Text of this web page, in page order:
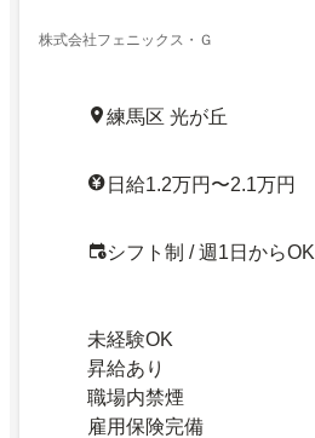
株式会社フェニックス・Ｇ
練馬区 光が丘
日給1.2万円〜2.1万円
シフト制 / 週1日からOK
未経験OK
昇給あり
職場内禁煙
雇用保険完備